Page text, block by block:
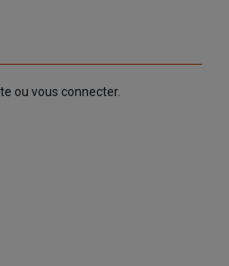
ou vous connecter.